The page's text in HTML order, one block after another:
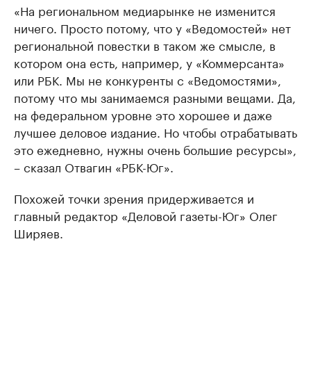
«На региональном медиарынке не изменится
ничего. Просто потому, что у «Ведомостей» нет
региональной повестки в таком же смысле, в
котором она есть, например, у «Коммерсанта»
или РБК. Мы не конкуренты с «Ведомостями»,
потому что мы занимаемся разными вещами. Да,
на федеральном уровне это хорошее и даже
лучшее деловое издание. Но чтобы отрабатывать
это ежедневно, нужны очень большие ресурсы»,
– сказал Отвагин «РБК-Юг».
Похожей точки зрения придерживается и
главный редактор «Деловой газеты-Юг» Олег
Ширяев.